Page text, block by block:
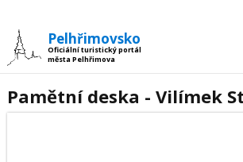
Pelhřimovsko
Oficiální turistický portál
města Pelhřimova
Pamětní deska - Vilímek